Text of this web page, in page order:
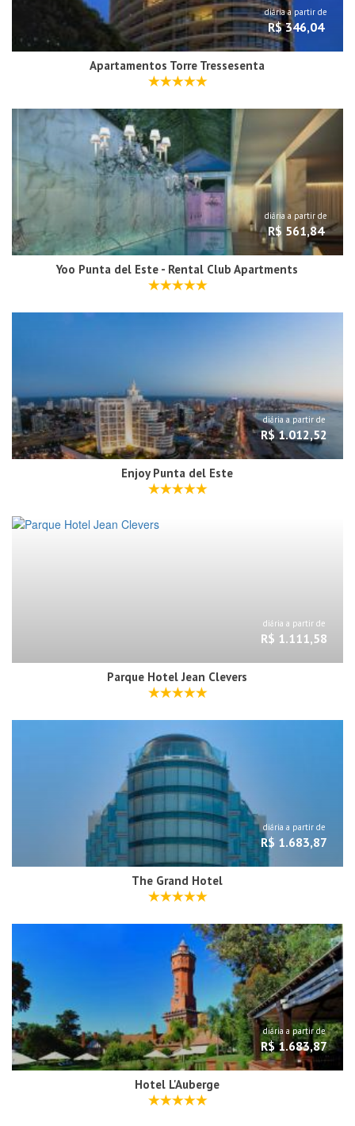
diária a partir de
R$ 346,04
Apartamentos Torre Tressesenta
diária a partir de
R$ 561,84
Yoo Punta del Este - Rental Club Apartments
diária a partir de
R$ 1.012,52
Enjoy Punta del Este
diária a partir de
R$ 1.111,58
Parque Hotel Jean Clevers
diária a partir de
R$ 1.683,87
The Grand Hotel
diária a partir de
R$ 1.683,87
Hotel L'Auberge